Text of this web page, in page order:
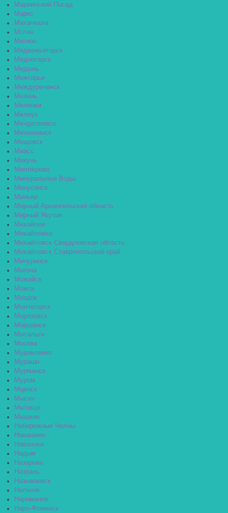
Мариинский Посад
Маркс
Махачкала
Мглин
Мегион
Медвежьегорск
Медногорск
Медынь
Межгорье
Междуреченск
Мезень
Меленки
Мелеуз
Менделеевск
Мензелинск
Мещовск
Миасс
Микунь
Миллерово
Минеральные Воды
Минусинск
Миньяр
Мирный Архангельская область
Мирный Якутия
Михайлов
Михайловка
Михайловск Свердловская область
Михайловск Ставропольский край
Мичуринск
Могоча
Можайск
Можга
Моздок
Мончегорск
Морозовск
Моршанск
Мосальск
Москва
Муравленко
Мураши
Мурманск
Муром
Мценск
Мыски
Мытищи
Мышкин
Набережные Челны
Навашино
Наволоки
Надым
Назарово
Назрань
Называевск
Нальчик
Нариманов
Наро-Фоминск